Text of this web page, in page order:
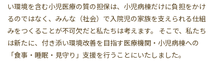
い環境を含む小児医療の質の担保は、小児病棟だけに負担をかけ
るのではなく、みんな（社会）で入院児の家族を支えられる仕組
みをつくることが不可欠だと私たちは考えます。 そこで、私たち
は新たに、付き添い環境改善を目指す医療機関・小児病棟への
「食事・睡眠・見守り」支援を行うことにいたしました。